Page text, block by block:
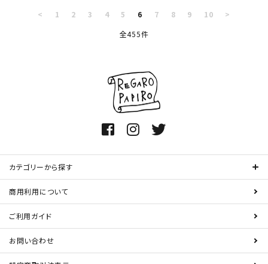
< 1 2 3 4 5 6 7 8 9 10
>
全455件
カテゴリーから探す
商用利用について
ご利用ガイド
お問い合わせ